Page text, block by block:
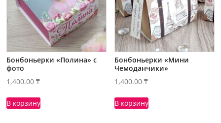
Бонбоньерки «Полина» с
фото
1,400.00₸
В корзину
Бонбоньерки «Мини
Чемоданчики»
1,400.00₸
В корзину